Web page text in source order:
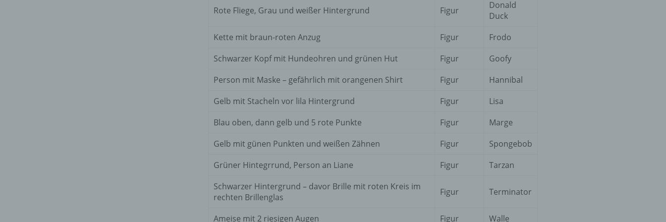
Rote Fliege, Grau und weißer Hintergrund Figur
Donald
Duck
Kette mit braun-roten Anzug
Figur
Frodo
Schwarzer Kopf mit Hundeohren und grünen Hut
Figur
Goofy
Person mit Maske – gefährlich mit orangenen Shirt
Figur
Hannibal
Gelb mit Stacheln vor lila Hintergrund
Figur
Lisa
Blau oben, dann gelb und 5 rote Punkte
Figur
Marge
Gelb mit günen Punkten und weißen Zähnen
Figur
Spongebob
Grüner Hintegrrund, Person an Liane
Figur
Tarzan
Schwarzer Hintergrund – davor Brille mit roten Kreis im
rechten Brillenglas
Figur Terminator
Ameise mit 2 riesigen Augen Figur Walle
personenbezogener Daten mit dem Ziel, ihre künftige Verarbeitung
e) Profiling
Profiling ist jede Art der automatisierten Verarbeitung
personenbezogenen Daten verwendet werden, um bestimmte
zu bewerten, insbesondere, um Aspekte bezüglich Arbeitsleistung,
Zuverlässigkeit, Verhalten, Aufenthaltsort oder Ortswechsel dieser